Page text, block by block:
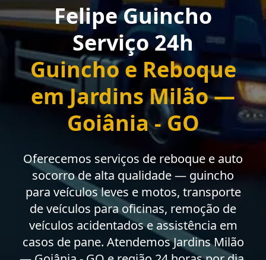
Felipe Guincho
Serviço 24h
Guincho e Reboque
em Jardins Milão —
Goiânia - GO
Oferecemos serviços de reboque e auto
socorro de alta qualidade — guincho
para veículos leves e motos, transporte
de veículos para oficinas, remoção de
veículos acidentados e assistência em
casos de pane. Atendemos Jardins Milão